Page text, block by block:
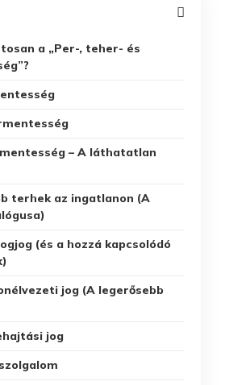
a „Per-, teher- és
– A láthatatlan
terhek az ingatlanon (A
(és a hozzá kapcsolódó
jog (A legerősebb
jog